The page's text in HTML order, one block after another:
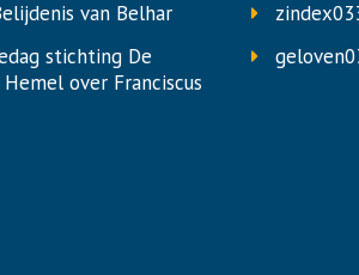
van Belhar
stichting De
over Franciscus